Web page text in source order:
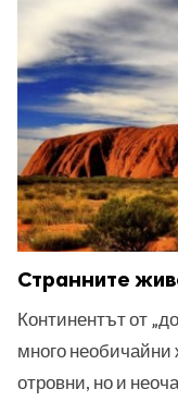
Странните
Континентът от
много необичайни
отровни, но и